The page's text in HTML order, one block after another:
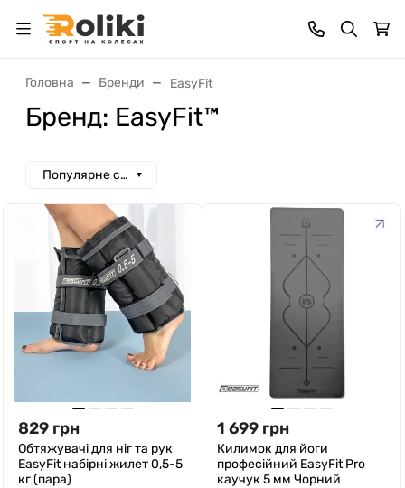
Головна Бренди EasyFit
Бренд: EasyFit™
Популярне спочатку
829 грн
Обтяжувачі для ніг та рук
EasyFit набірні жилет 0,5-5
кг (пара)
1 699 грн
Килимок для йоги
професійний EasyFit Pro
каучук 5 мм Чорний